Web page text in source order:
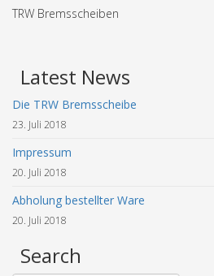
TRW Bremsscheiben
Latest News
Die TRW Bremsscheibe
23. Juli 2018
Impressum
20. Juli 2018
Abholung bestellter Ware
20. Juli 2018
Search